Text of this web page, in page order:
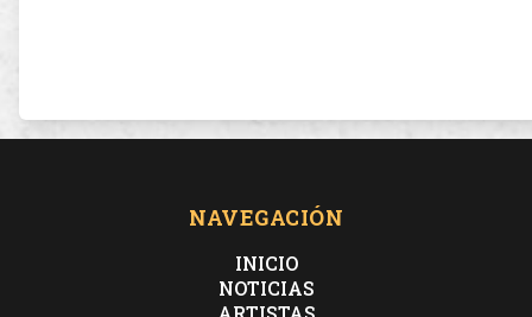
NAVEGACIÓN
INICIO
NOTICIAS